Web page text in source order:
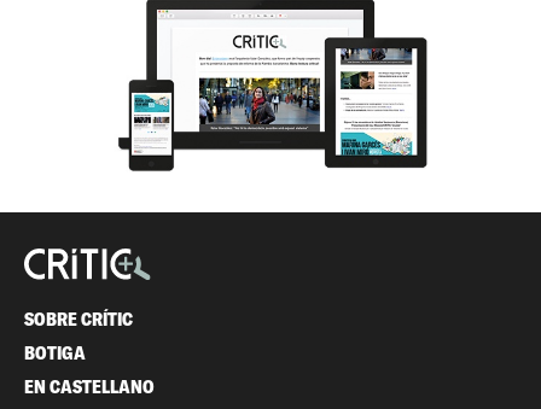
SOBRE CRÍTIC
BOTIGA
EN CASTELLANO